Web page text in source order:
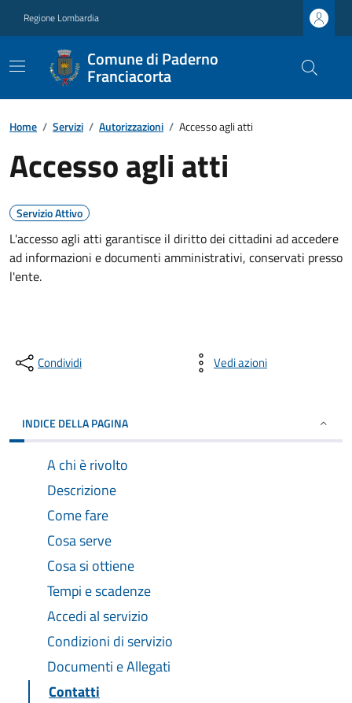
Regione Lombardia
Comune di Paderno
Franciacorta
Home / Servizi / Autorizzazioni / Accesso agli atti
Accesso agli atti
Servizio Attivo
L'accesso agli atti garantisce il diritto dei cittadini ad accedere
ad informazioni e documenti amministrativi, conservati presso
l'ente.
Condividi Vedi azioni
INDICE DELLA PAGINA
A chi è rivolto
Descrizione
Come fare
Cosa serve
Cosa si ottiene
Tempi e scadenze
Accedi al servizio
Condizioni di servizio
Documenti e Allegati
Contatti